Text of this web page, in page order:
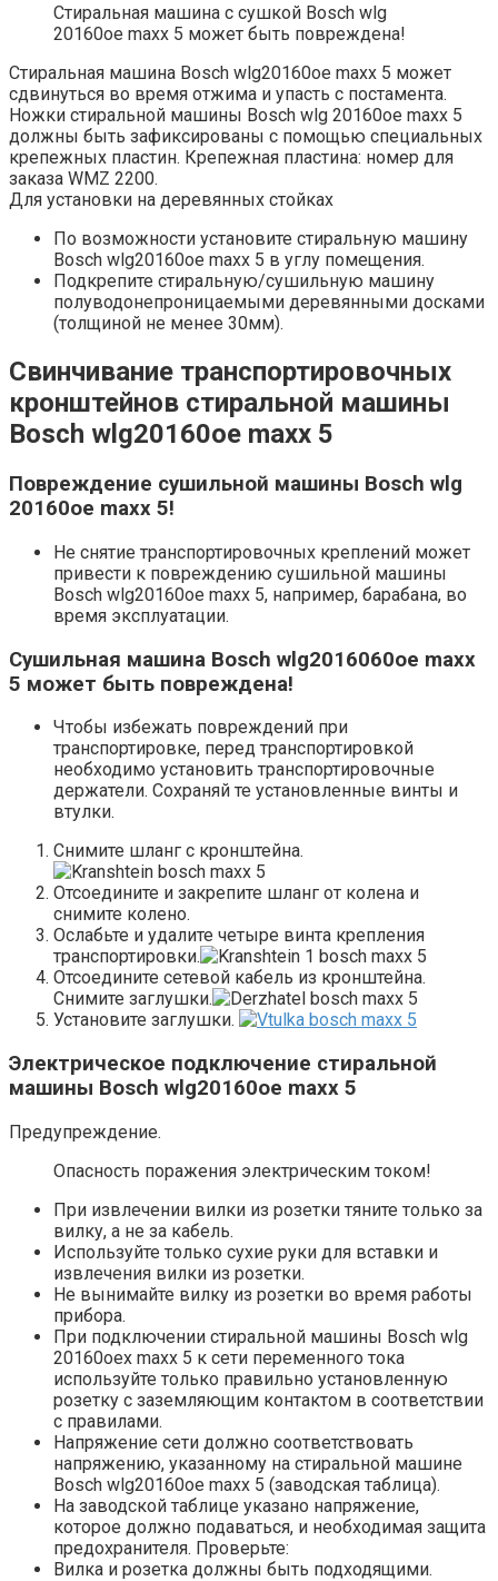
Стиральная машина с сушкой Bosch wlg
20160oe maxx 5 может быть повреждена!
Стиральная машина Bosch wlg20160oe maxx 5 может
сдвинуться во время отжима и упасть с постамента.
Ножки стиральной машины Bosch wlg 20160oe maxx 5
должны быть зафиксированы с помощью специальных
крепежных пластин. Крепежная пластина: номер для
заказа WMZ 2200.
Для установки на деревянных стойках
По возможности установите стиральную машину
Bosch wlg20160oe maxx 5 в углу помещения.
Подкрепите стиральную/сушильную машину
полуводонепроницаемыми деревянными досками
(толщиной не менее 30мм).
Свинчивание транспортировочных
кронштейнов стиральной машины
Bosch wlg20160oe maxx 5
Повреждение сушильной машины Bosch wlg
20160oe maxx 5!
Не снятие транспортировочных креплений может
привести к повреждению сушильной машины
Bosch wlg20160oe maxx 5, например, барабана, во
время эксплуатации.
Сушильная машина Bosch wlg2016060oe maxx
5 может быть повреждена!
Чтобы избежать повреждений при
транспортировке, перед транспортировкой
необходимо установить транспортировочные
держатели. Сохраняй те установленные винты и
втулки.
Снимите шланг с кронштейна.
Отсоедините и закрепите шланг от колена и
снимите колено.
Ослабьте и удалите четыре винта крепления
транспортировки.
Отсоедините сетевой кабель из кронштейна.
Снимите заглушки.
Установите заглушки.
Электрическое подключение стиральной
машины Bosch wlg20160oe maxx 5
Предупреждение.
Опасность поражения электрическим током!
При извлечении вилки из розетки тяните только за
вилку, а не за кабель.
Используйте только сухие руки для вставки и
извлечения вилки из розетки.
Не вынимайте вилку из розетки во время работы
прибора.
При подключении стиральной машины Bosch wlg
20160oex maxx 5 к сети переменного тока
используйте только правильно установленную
розетку с заземляющим контактом в соответствии
с правилами.
Напряжение сети должно соответствовать
напряжению, указанному на стиральной машине
Bosch wlg20160oe maxx 5 (заводская таблица).
На заводской таблице указано напряжение,
которое должно подаваться, и необходимая защита
предохранителя. Проверьте:
Вилка и розетка должны быть подходящими.